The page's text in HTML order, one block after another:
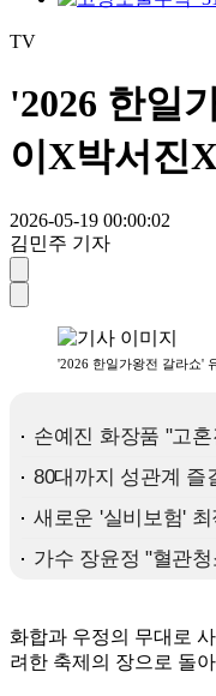
TV
'2026 한일
이X박서진
2026-05-19 00:00:02
김민주 기자
'2026 한일가왕전 갈라쇼'
화합과 우정의 무대로
려한 축제의 장으로 돌